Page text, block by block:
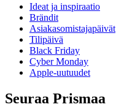
Ideat ja inspiraatio
Brändit
Asiakasomistajapäivät
Tilipäivä
Black Friday
Cyber Monday
Apple-uutuudet
Seuraa Prismaa